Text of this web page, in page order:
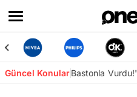
Güncel KonularBastonla Vurdu!